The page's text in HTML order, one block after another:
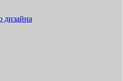
дизайна